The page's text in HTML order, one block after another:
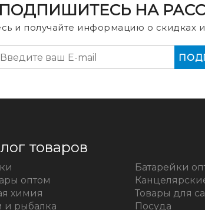
ПОДПИШИТЕСЬ НА
и получайте информацию о скидках
товаров
оптом
химия
и рыбалка
Батарейки
Товары для
Посуда